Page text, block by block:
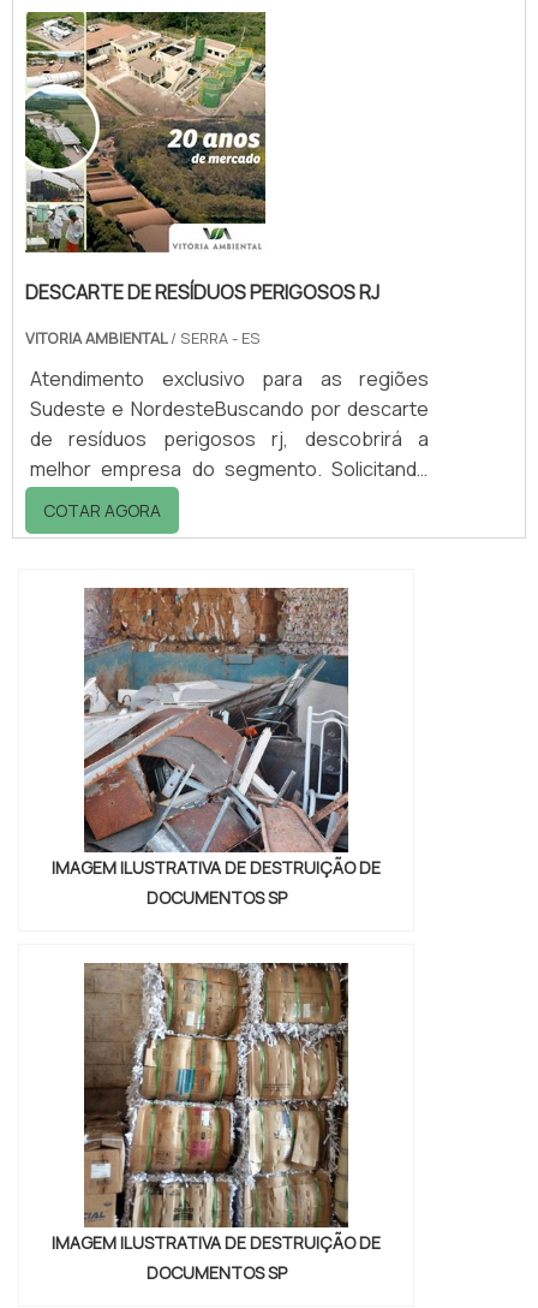
descobrindo a melhor referência em
qualidade do mercado.Quando a questão é
descarte de resíduos perigosos mg, com a
equipe da Vitória Ambiental conseguirá
proteção com comp...
DESCARTE DE RESÍDUOS PERIGOSOS RJ
VITORIA AMBIENTAL/ SERRA - ES
Atendimento exclusivo para as regiões
Sudeste e NordesteBuscando por descarte
de resíduos perigosos rj, descobrirá a
melhor empresa do segmento. Solicitando
mais informações na vitrine que se chama
Soluções Industriais e conhecendo a melhor
mercado.DETALHES sOBRE DESCARTE DE
RESÍDUOS PERIGOSOS RJQuem precisa de
descarte de resíduos perigosos rj em uma
empresa inovadora, acha o site da Vitória
Ambiental. Dispon...
COTAR AGORA
IMAGEM ILUSTRATIVA DE DESTRUIÇÃO DE
DOCUMENTOS SP
IMAGEM ILUSTRATIVA DE DESTRUIÇÃO DE
DOCUMENTOS SP